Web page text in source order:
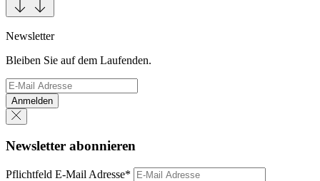
Newsletter
Bleiben Sie auf dem Laufenden.
Anmelden
Newsletter abonnieren
Pflichtfeld E-Mail Adresse*